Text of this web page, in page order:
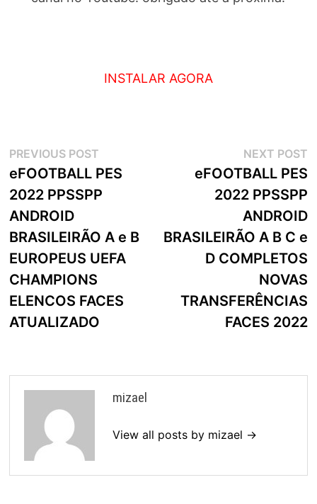
INSTALAR AGORA
Navegação
de
artigos
PREVIOUS POSTPrevious
post:
eFOOTBALL PES
2022 PPSSPP
ANDROID
BRASILEIRÃO A e B
EUROPEUS UEFA
CHAMPIONS
ELENCOS FACES
ATUALIZADO
NEXT POST
eFOOTBALL PES
2022 PPSSPP
ANDROID
BRASILEIRÃO A B C e
D COMPLETOS
NOVAS
TRANSFERÊNCIAS
FACES 2022
mizael
View all posts by mizael →